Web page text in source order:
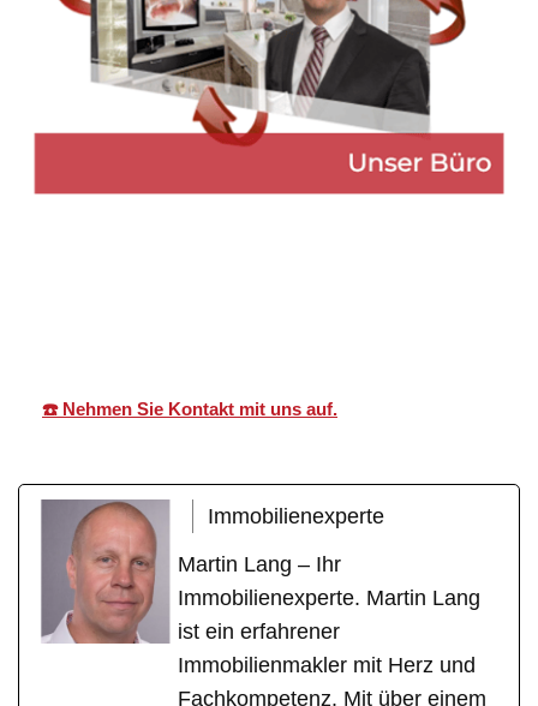
☎️ Nehmen Sie Kontakt mit uns auf.
Immobilienexperte
Martin Lang – Ihr
Immobilienexperte. Martin Lang
ist ein erfahrener
Immobilienmakler mit Herz und
Fachkompetenz. Mit über einem